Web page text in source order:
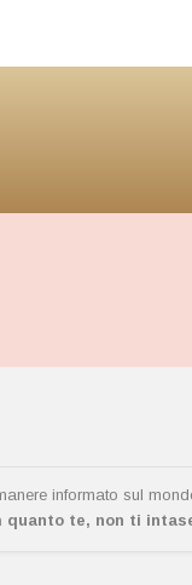
informato sul
quanto te, non ti